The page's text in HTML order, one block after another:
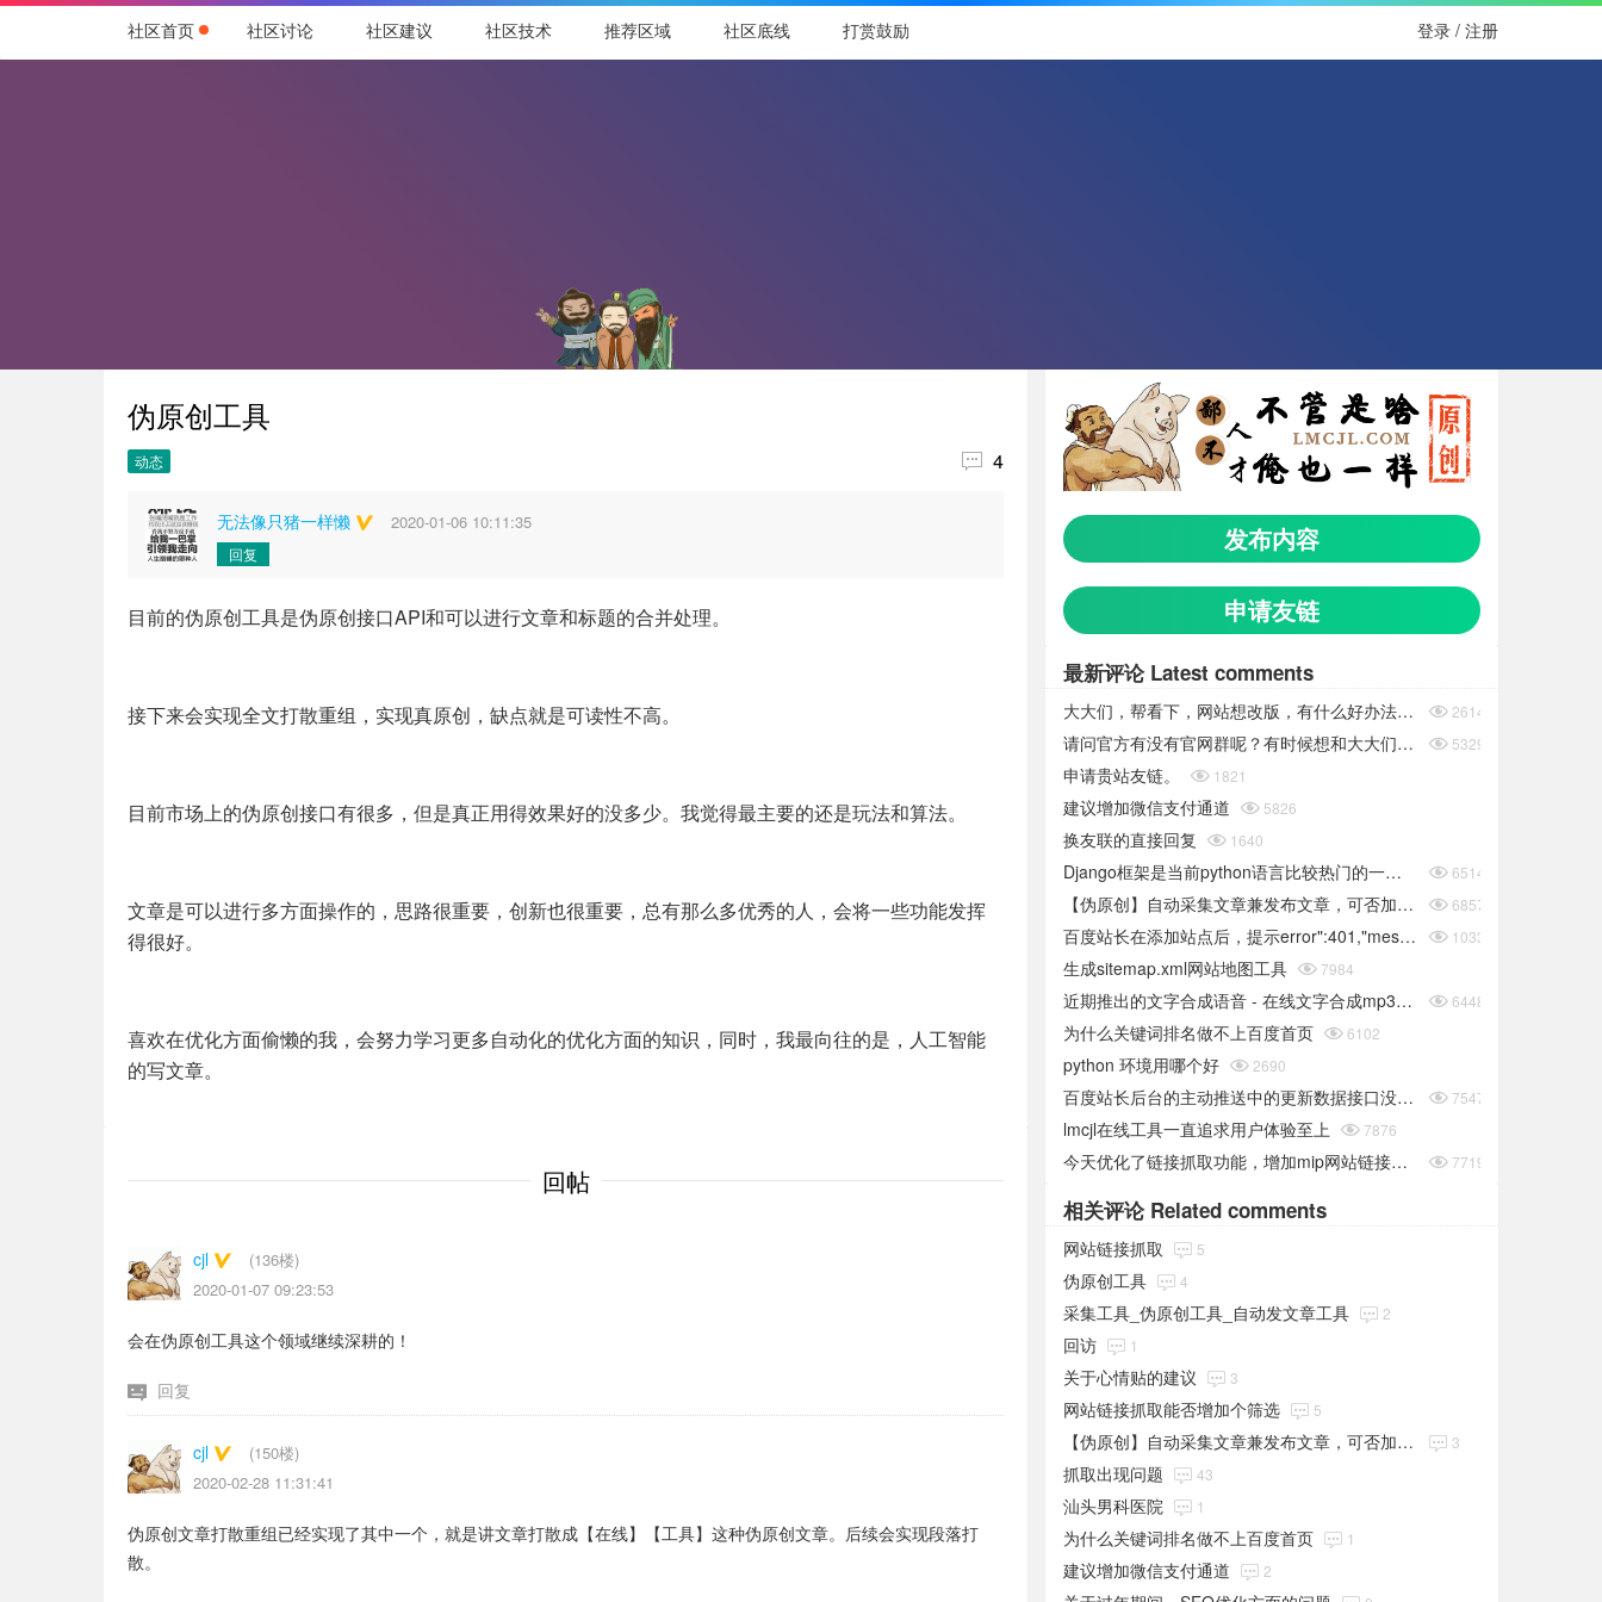
社区首页 社区讨论 社区建议 社区技术 推荐区域 社区底线 打赏鼓励 登录 / 注册
伪原创工具
动态  4
无法像只猪一样懒 2020-01-06 10:11:35
回复
目前的伪原创工具是伪原创接口API和可以进行文章和标题的合并处理。
接下来会实现全文打散重组，实现真原创，缺点就是可读性不高。
目前市场上的伪原创接口有很多，但是真正用得效果好的没多少。我觉得最主要的还是玩法和算法。
文章是可以进行多方面操作的，思路很重要，创新也很重要，总有那么多优秀的人，会将一些功能发挥
得很好。
喜欢在优化方面偷懒的我，会努力学习更多自动化的优化方面的知识，同时，我最向往的是，人工智能
的写文章。
回帖
cjl
(136楼)
2020-01-07 09:23:53
会在伪原创工具这个领域继续深耕的！
回复
cjl
(150楼)
2020-02-28 11:31:41
伪原创文章打散重组已经实现了其中一个，就是讲文章打散成【在线】【工具】这种伪原创文章。后续会实现段落打
散。
发布内容
申请友链
最新评论 Latest comments
大大们，帮看下，网站想改版，有什么好办法.可报价 2614
请问官方有没有官网群呢？有时候想和大大们聊以下都没办法 5329
申请贵站友链。  1821
建议增加微信支付通道  5826
换友联的直接回复  1640
Django框架是当前python语言比较热门的一个框架 6514
【伪原创】自动采集文章兼发布文章，可否加入PBOOTCMS的采集功能 6857
百度站长在添加站点后，提示error":401,"message":"site sid is empty或者推送链接错误 10334
生成sitemap.xml网站地图工具  7984
近期推出的文字合成语音 - 在线文字合成mp3语音文件-在线工具 6448
为什么关键词排名做不上百度首页  6102
python 环境用哪个好  2690
百度站长后台的主动推送中的更新数据接口没有条数？ 7547
lmcjl在线工具一直追求用户体验至上  7876
今天优化了链接抓取功能，增加mip网站链接抓取 7719
相关评论 Related comments
网站链接抓取 5
伪原创工具 4
采集工具_伪原创工具_自动发文章工具 2
回访 1
关于心情贴的建议 3
网站链接抓取能否增加个筛选 5
【伪原创】自动采集文章兼发布文章，可否加入PBOOTCMS的采集功能 3
抓取出现问题 43
汕头男科医院 1
为什么关键词排名做不上百度首页 1
建议增加微信支付通道 2